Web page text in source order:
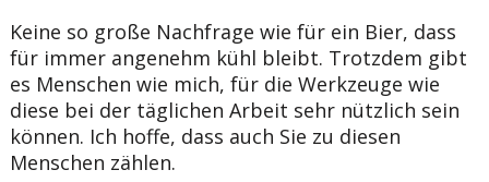
Keine so große Nachfrage wie für ein Bier, dass
für immer angenehm kühl bleibt. Trotzdem gibt
es Menschen wie mich, für die Werkzeuge wie
diese bei der täglichen Arbeit sehr nützlich sein
können. Ich hoffe, dass auch Sie zu diesen
Menschen zählen.